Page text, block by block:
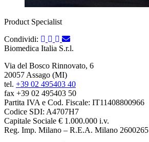
Product Specialist
Condividi:
Biomedica Italia S.r.l.
Via del Bosco Rinnovato, 6
20057 Assago (MI)
tel. +39 02 495403 40
fax +39 02 495403 50
Partita IVA e Cod. Fiscale: IT11408800966
Codice SDI: A4707H7
Capitale Sociale € 1.000.000 i.v.
Reg. Imp. Milano – R.E.A. Milano 2600265